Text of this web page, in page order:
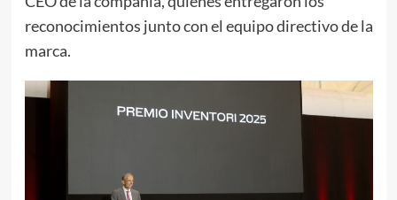
reconocimientos junto con el equipo directivo de la
marca.